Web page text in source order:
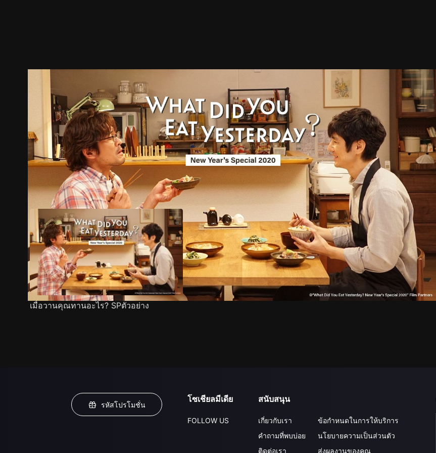
ตัวอย่าง ภาพนิ่ง เนื้อหาที่แนะนำ รายละเอียด
เมื่อวานคุณทานอะไร? SPตัวอย่าง
รหัสโปรโมชั่น
โซเชียลมีเดีย
FOLLOW US
สนับสนุน
เกี่ยวกับเรา
คำถามที่พบบ่อย
ติดต่อเรา
ข้อกำหนดในการให้บริการ
นโยบายความเป็นส่วนตัว
ส่งผลงานของคุณ